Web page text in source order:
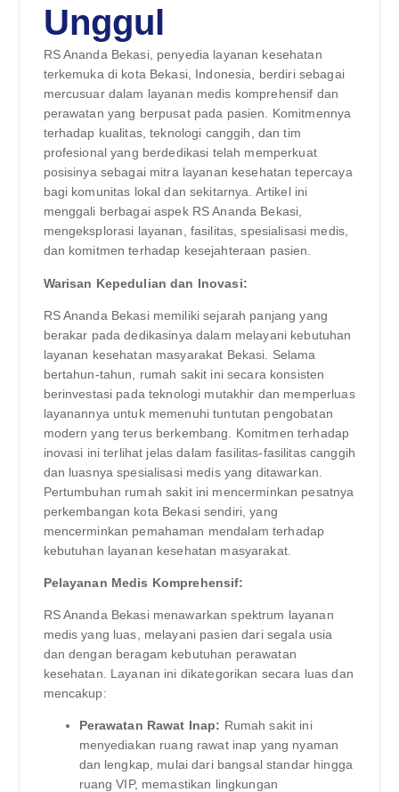
Unggul
RS Ananda Bekasi, penyedia layanan kesehatan
terkemuka di kota Bekasi, Indonesia, berdiri sebagai
mercusuar dalam layanan medis komprehensif dan
perawatan yang berpusat pada pasien. Komitmennya
terhadap kualitas, teknologi canggih, dan tim
profesional yang berdedikasi telah memperkuat
posisinya sebagai mitra layanan kesehatan tepercaya
bagi komunitas lokal dan sekitarnya. Artikel ini
menggali berbagai aspek RS Ananda Bekasi,
mengeksplorasi layanan, fasilitas, spesialisasi medis,
dan komitmen terhadap kesejahteraan pasien.
Warisan Kepedulian dan Inovasi:
RS Ananda Bekasi memiliki sejarah panjang yang
berakar pada dedikasinya dalam melayani kebutuhan
layanan kesehatan masyarakat Bekasi. Selama
bertahun-tahun, rumah sakit ini secara konsisten
berinvestasi pada teknologi mutakhir dan memperluas
layanannya untuk memenuhi tuntutan pengobatan
modern yang terus berkembang. Komitmen terhadap
inovasi ini terlihat jelas dalam fasilitas-fasilitas canggih
dan luasnya spesialisasi medis yang ditawarkan.
Pertumbuhan rumah sakit ini mencerminkan pesatnya
perkembangan kota Bekasi sendiri, yang
mencerminkan pemahaman mendalam terhadap
kebutuhan layanan kesehatan masyarakat.
Pelayanan Medis Komprehensif:
RS Ananda Bekasi menawarkan spektrum layanan
medis yang luas, melayani pasien dari segala usia
dan dengan beragam kebutuhan perawatan
kesehatan. Layanan ini dikategorikan secara luas dan
mencakup:
Perawatan Rawat Inap: Rumah sakit ini
menyediakan ruang rawat inap yang nyaman
dan lengkap, mulai dari bangsal standar hingga
ruang VIP, memastikan lingkungan